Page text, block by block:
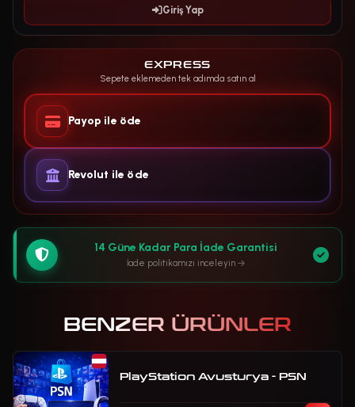
Giriş Yap
EXPRESS
Sepete eklemeden tek adımda satın al
Payop ile öde
Revolut ile öde
14 Güne Kadar Para İade Garantisi
İade politikamızı inceleyin
BENZER ÜRÜNLER
PlayStation Avusturya - PSN